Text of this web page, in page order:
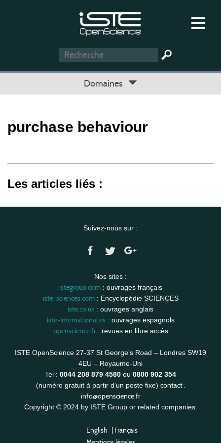
Domaines
purchase behaviour
Les articles liés :
Suivez-nous sur :
Nos sites :
istegroup.com: ouvrages français
iste-sciences.com: Encyclopédie SCIENCES
iste.co.uk : ouvrages anglais
iste-international.es: ouvrages espagnols
openscience.fr: revues en libre accès
ISTE OpenScience 27-37 St George’s Road – Londres SW19
4EU – Royaume-Uni
Tel : 0044 208 879 4580 ou 0800 902 354
(numéro gratuit à partir d’un poste fixe) contact :
info@openscience.fr
Copyright © 2024 by ISTE Group or related companies.
English | Français